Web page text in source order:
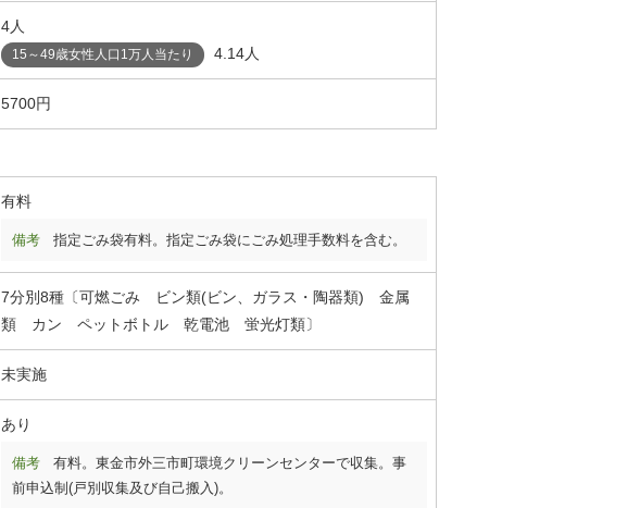
4人
15～49歳女性人口1万人当たり 4.14人
5700円
有料
備考 指定ごみ袋有料。指定ごみ袋にごみ処理手数料を含む。
7分別8種〔可燃ごみ ビン類(ビン、ガラス・陶器類) 金属
類 カン ペットボトル 乾電池 蛍光灯類〕
未実施
あり
備考
有料。東金市外三市町環境クリーンセンターで収集。事
前申込制(戸別収集及び自己搬入)。